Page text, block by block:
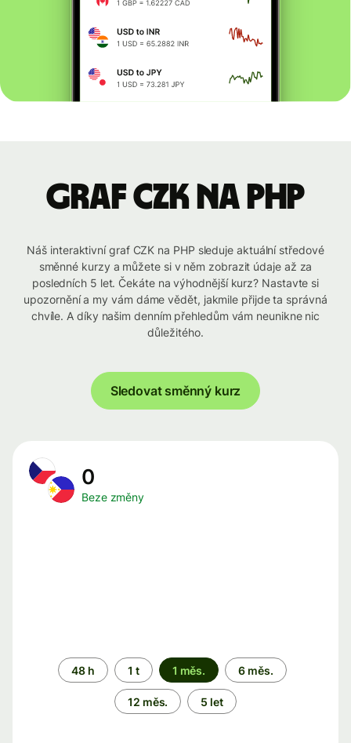
graf CZK na PHP
Náš interaktivní graf CZK na PHP sleduje aktuální středové
směnné kurzy a můžete si v něm zobrazit údaje až za
posledních 5 let. Čekáte na výhodnější kurz? Nastavte si
upozornění a my vám dáme vědět, jakmile přijde ta správná
chvíle. A díky našim denním přehledům vám neunikne nic
důležitého.
Sledovat směnný kurz
0
Beze změny
Časové
období
48 h 1 t 1 měs. 6 měs.
12 měs. 5 let